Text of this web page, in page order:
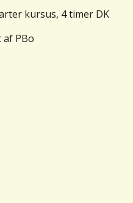
kursus, 4 timer DK
PBo